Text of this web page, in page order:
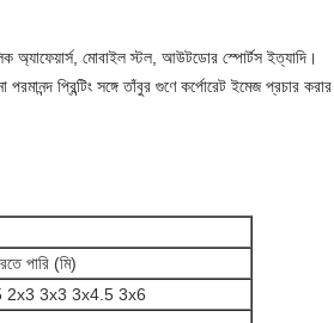
অ্যাফেয়ার্স, মোবাইল স্টল, আউটডোর স্পোর্টস ইত্যাদি।
প্রিন্টিং সঙ্গে তাঁবুর গুণে কর্পোরেট ইমেজ প্রচার
পারি (মি)
2x3 3x3 3x4.5 3x6